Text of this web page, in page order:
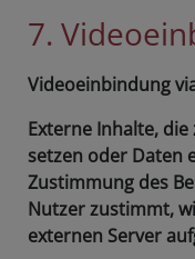
7.
Videoeinbindung
Externe Inhalte,
setzen oder Daten
Zustimmung des
Nutzer zustimmt,
externen Server